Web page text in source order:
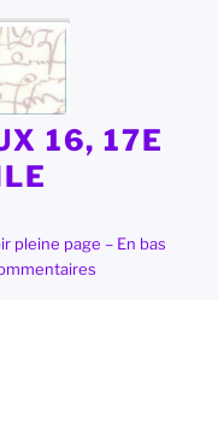
16, 17E
pleine page – En bas